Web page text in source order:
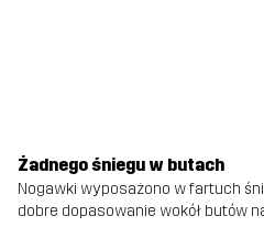
Żadnego śniegu w butach
Nogawki wyposażono w fartuch
dobre dopasowanie wokół butów